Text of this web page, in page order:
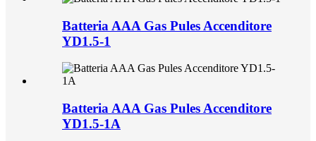
Batteria AAA Gas Pules Accenditore
YD1.5-1
Batteria AAA Gas Pules Accenditore
YD1.5-1A